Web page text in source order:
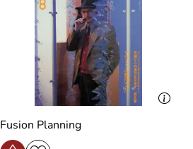
Fusion Planning